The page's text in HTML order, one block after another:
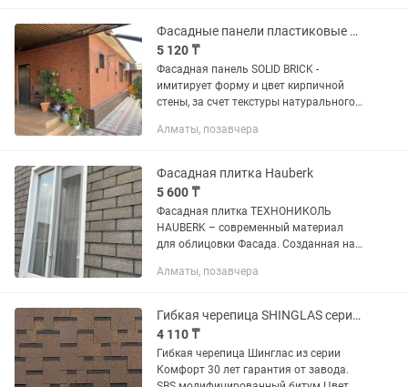
Фасадные панели пластиковые под кирпич 0, 42кв
5 120 ₸
Фасадная панель SOLID BRICK -
имитирует форму и цвет кирпичной
стены, за счет текстуры натурального
Система Solid идеально имитирует
Алматы, позавчера
Фасадная плитка Hauberk
5 600 ₸
Фасадная плитка ТЕХНОНИКОЛЬ
HAUBERK – современный материал
для облицовки Фасада. Созданная на
битума и гранулята из натурального
отличается...
Алматы, позавчера
Гибкая черепица SHINGLAS серия КОМФОРТ
4 110 ₸
Гибкая черепица Шинглас из серии
Комфорт 30 лет гарантия от завода.